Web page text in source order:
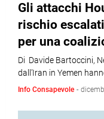
Gli attacchi
rischio
per una
Di Davide Bartoccini,
dall’Iran in Yemen
Info Consapevole -